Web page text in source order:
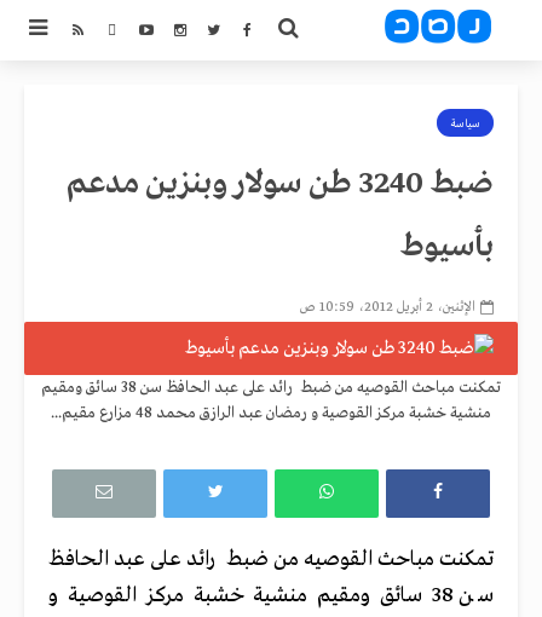
سياسة
ضبط 3240 طن سولار وبنزين مدعم
بأسيوط
الإثنين، 2 أبريل 2012، 10:59 ص
تمكنت مباحث القوصيه من ضبط رائد على عبد الحافظ سن 38 سائق ومقيم
منشية خشبة مركز القوصية و رمضان عبد الرازق محمد 48 مزارع مقيم...
تمكنت مباحث القوصيه من ضبط رائد على عبد الحافظ
سن 38 سائق ومقيم منشية خشبة مركز القوصية و